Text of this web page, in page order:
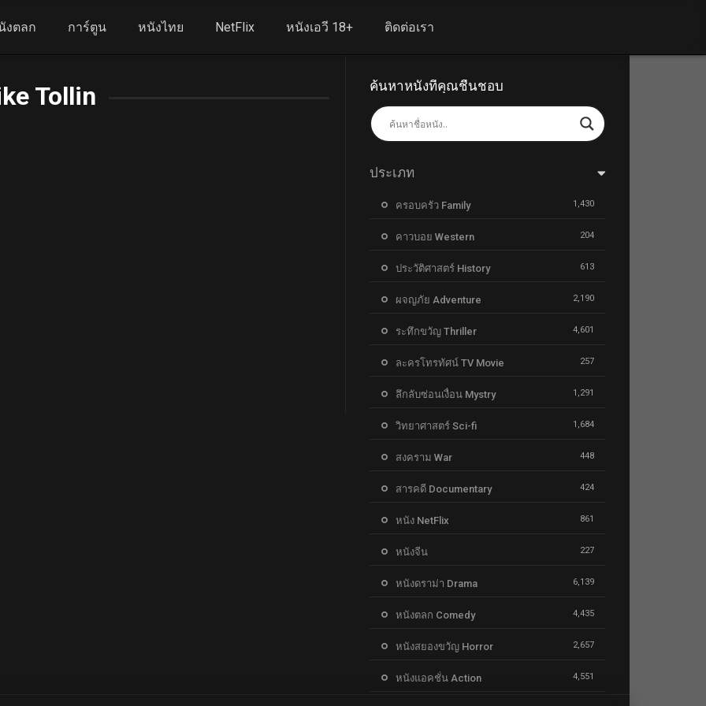
งตลก การ์ตูน หนังไทย NetFlix หนังเอวี 18+ ติดต่อเรา
Tollin ค้นหาหนังที่คุณชื่นชอบ
ประเภท
ครอบครัว Family 1,430
คาวบอย Western 204
ประวัติศาสตร์ History 613
ผจญภัย Adventure 2,190
ระทึกขวัญ Thriller 4,601
ละครโทรทัศน์ TV Movie 257
ลึกลับซ่อนเงื่อน Mystry 1,291
วิทยาศาสตร์ Sci-fi 1,684
สงคราม War 448
สารคดี Documentary 424
หนัง NetFlix 861
หนังจีน 227
หนังดราม่า Drama 6,139
หนังตลก Comedy 4,435
หนังสยองขวัญ Horror 2,657
หนังแอคชั่น Action 4,551